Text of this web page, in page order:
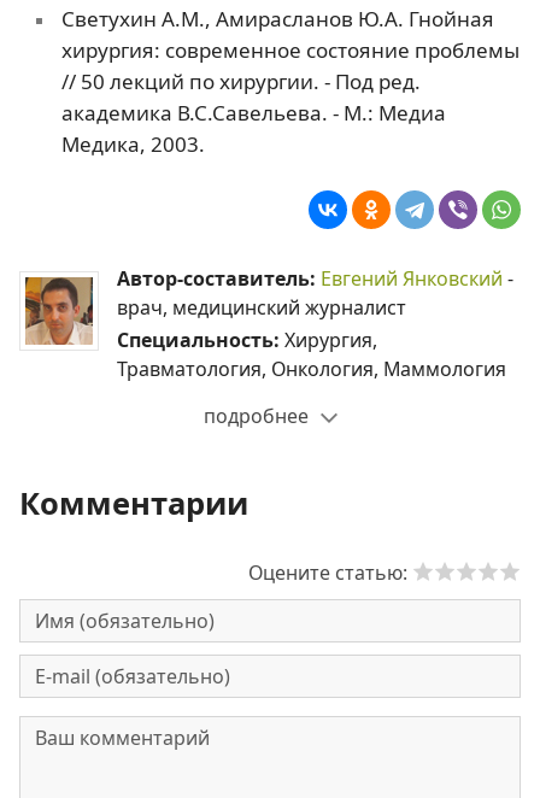
Светухин А.М., Амирасланов Ю.А. Гнойная
хирургия: современное состояние проблемы
// 50 лекций по хирургии. - Под ред.
академика В.С.Савельева. - М.: Медиа
Медика, 2003.
Автор-составитель: Евгений Янковский -
врач, медицинский журналист
Специальность: Хирургия,
Травматология, Онкология, Маммология
подробнее
Комментарии
Оцените статью: